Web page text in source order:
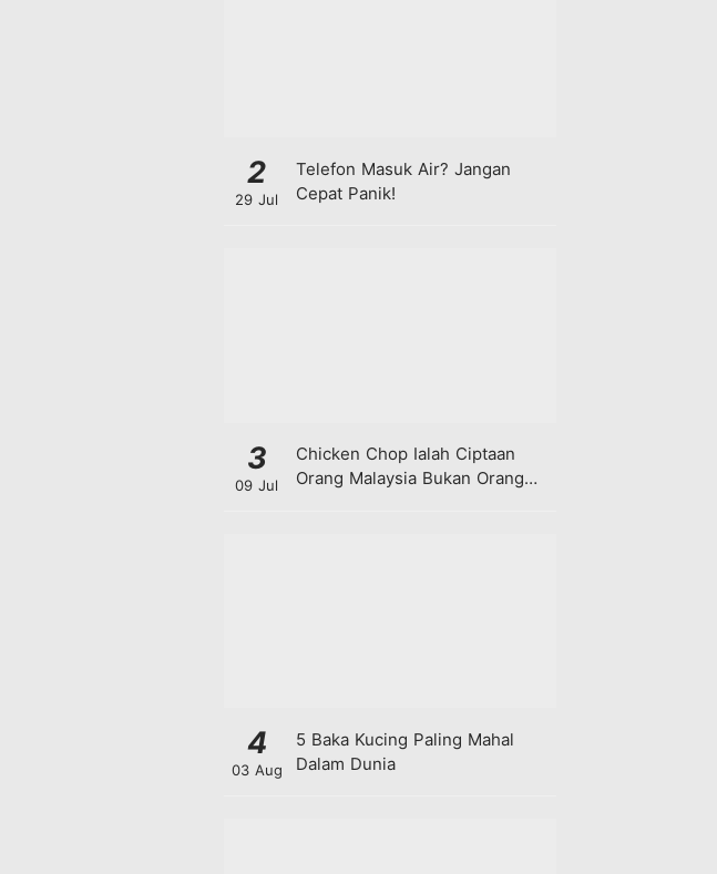
2
29 Jul
Telefon Masuk Air? Jangan
Cepat Panik!
3
09 Jul
Chicken Chop Ialah Ciptaan
Orang Malaysia Bukan Orang
4
03 Aug
5 Baka Kucing Paling Mahal
Dalam Dunia